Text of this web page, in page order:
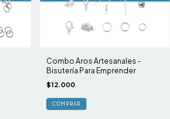
Combo Aros Artesanales -
Bisutería Para Emprender
$12.000
COMPRAR